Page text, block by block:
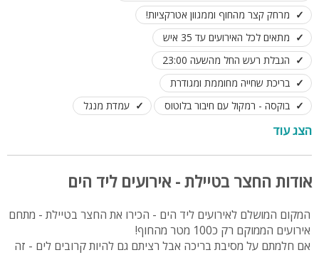
מרחק קצר מהחוף וממגוון אטרקציות!
מתאים לכל האירועים עד 35 איש
הגבלת רעש החל מהשעה 23:00
בריכת שחייה מחוממת ומגודרת
בוקסה - רמקול עם חיבור בלוטוס
עמדת מנגל
מקלחון ושירותיםהצג עוד
אודות החצר בטיילת - אירועים ליד הים
המקום המושלם לאירועים ליד הים - הכירו את החצר בטיילת - מתחם
אירועים הממוקם רק כ100 מטר מהחוף!
אם חלמתם על מסיבת בריכה אבל רציתם גם להיות קרובים לים - זה